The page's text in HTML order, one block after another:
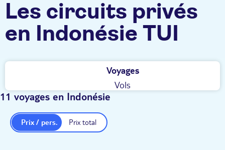
Les circuits privés
en Indonésie TUI
Voyages
Vols
11 voyages en Indonésie
Prix total
Prix / pers.